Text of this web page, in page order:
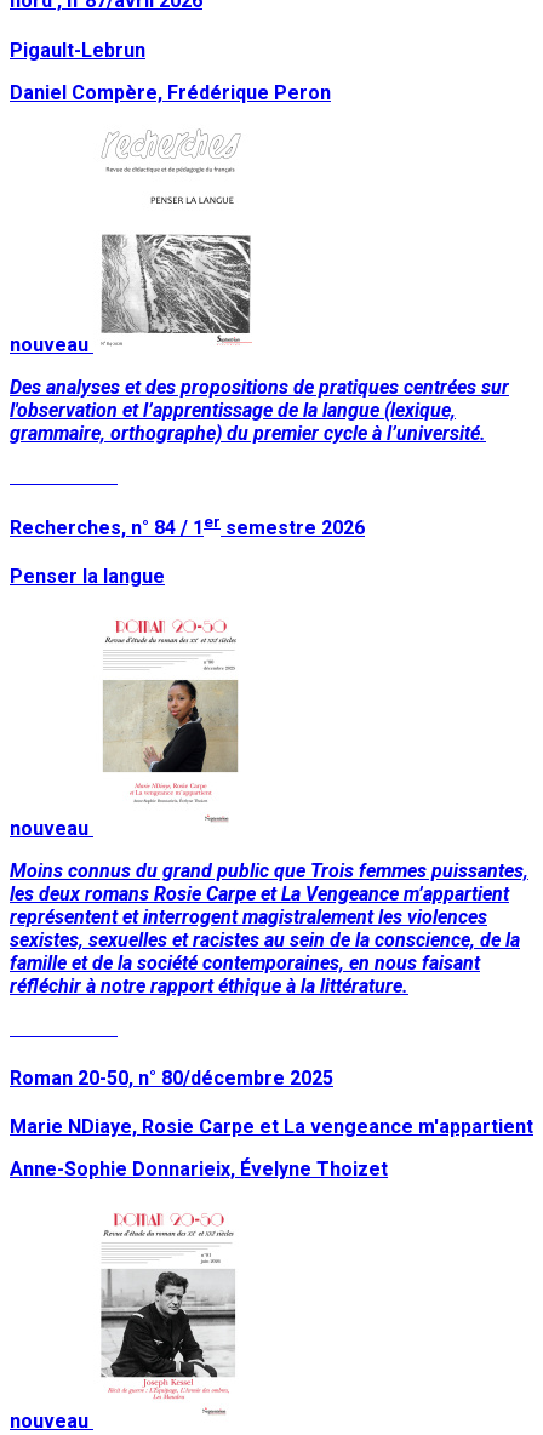
Pigault-Lebrun
Daniel Compère, Frédérique Peron
nouveau
Des analyses et des propositions de pratiques centrées sur
l'observation et l’apprentissage de la langue (lexique,
grammaire, orthographe) du premier cycle à l’université.
Recherches, n° 84 / 1 er semestre 2026
Penser la langue
nouveau
Moins connus du grand public que Trois femmes puissantes,
les deux romans Rosie Carpe et La Vengeance m’appartient
représentent et interrogent magistralement les violences
sexistes, sexuelles et racistes au sein de la conscience, de la
famille et de la société contemporaines, en nous faisant
réfléchir à notre rapport éthique à la littérature.
Roman 20-50, n° 80/décembre 2025
Marie NDiaye, Rosie Carpe et La vengeance m'appartient
Anne-Sophie Donnarieix, Évelyne Thoizet
nouveau